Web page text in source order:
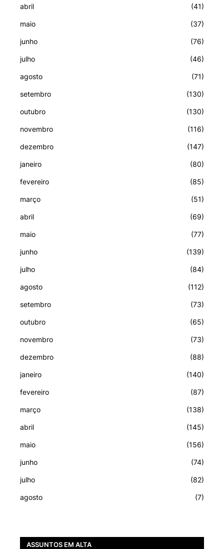
abril (41)
maio (37)
junho (76)
julho (46)
agosto (71)
setembro (130)
outubro (130)
novembro (116)
dezembro (147)
janeiro (80)
fevereiro (85)
março (51)
abril (69)
maio (77)
junho (139)
julho (84)
agosto (112)
setembro (73)
outubro (65)
novembro (73)
dezembro (88)
janeiro (140)
fevereiro (87)
março (138)
abril (145)
maio (156)
junho (74)
julho (82)
agosto (7)
ASSUNTOS EM ALTA